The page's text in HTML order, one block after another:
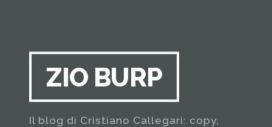
ZIO BURP
Il blog di Cristiano Callegari: copy,